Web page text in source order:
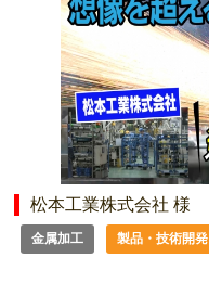
松本工業株式会社 様
金属加工 製品・技術開発